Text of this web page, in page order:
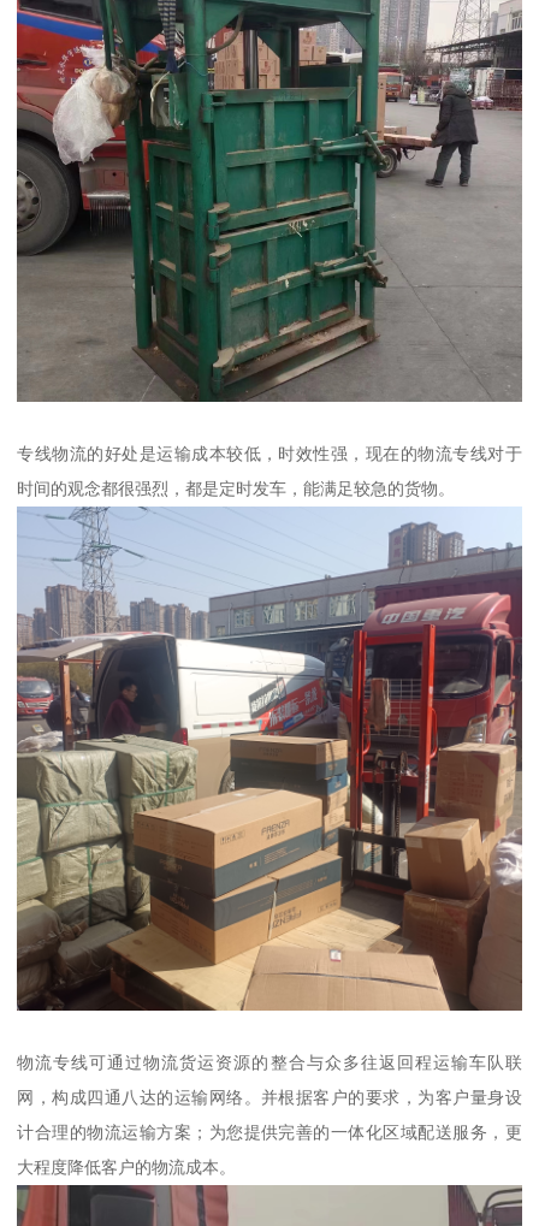
专线物流的好处是运输成本较低，时效性强，现在的物流专线对于
时间的观念都很强烈，都是定时发车，能满足较急的货物。
物流专线可通过物流货运资源的整合与众多往返回程运输车队联
网，构成四通八达的运输网络。并根据客户的要求，为客户量身设
计合理的物流运输方案；为您提供完善的一体化区域配送服务，更
大程度降低客户的物流成本。